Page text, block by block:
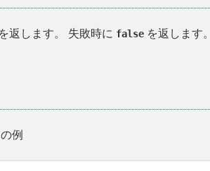
返します。 失敗時に false を返します。
の例